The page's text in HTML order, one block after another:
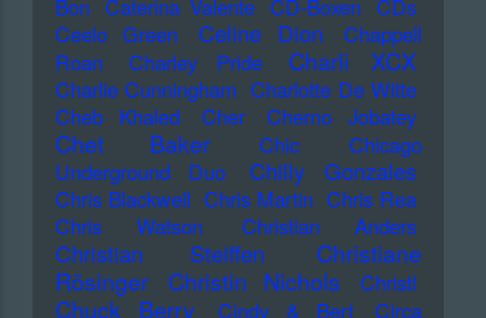
Bon Caterina Valente CD-Boxen
CDs
Ceelo Green
Celine Dion
Chappell
Roan
Charley Pride Charli XCX
Charlie Cunningham Charlotte De Witte
Cheb Khaled
Cher Cherno Jobatey
Chet Baker Chic
Chicago
Underground Duo
Chilly Gonzales
Chris Blackwell Chris Martin Chris Rea
Chris Watson
Christian Anders
Christian Steiffen
Christiane
Rösinger
Christin Nichols Christl
Chuck Berry Cindy & Bert
Circa